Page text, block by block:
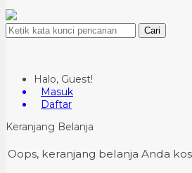
Cari
Halo, Guest!
Masuk
Daftar
Keranjang Belanja
Oops, keranjang belanja Anda